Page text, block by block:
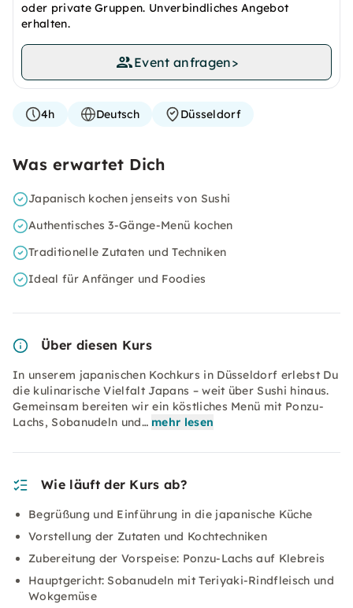
oder private Gruppen. Unverbindliches Angebot
erhalten.
Event anfragen>
4h Deutsch Düsseldorf
Was erwartet Dich
Japanisch kochen jenseits von Sushi
Authentisches 3-Gänge-Menü kochen
Traditionelle Zutaten und Techniken
Ideal für Anfänger und Foodies
Über diesen Kurs
In unserem japanischen Kochkurs in Düsseldorf erlebst Du
die kulinarische Vielfalt Japans – weit über Sushi hinaus.
Gemeinsam bereiten wir ein köstliches Menü mit Ponzu-
Lachs, Sobanudeln und… mehr lesen
Wie läuft der Kurs ab?
Begrüßung und Einführung in die japanische Küche
Vorstellung der Zutaten und Kochtechniken
Zubereitung der Vorspeise: Ponzu-Lachs auf Klebreis
Hauptgericht: Sobanudeln mit Teriyaki-Rindfleisch und
Wokgemüse